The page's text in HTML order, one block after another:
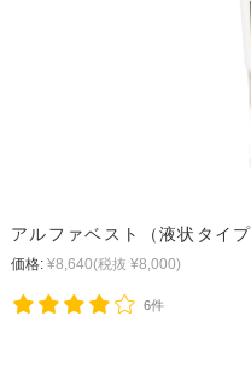
アルファベスト（液状タイプ
価格: ¥8,640(税抜 ¥8,000)
6件